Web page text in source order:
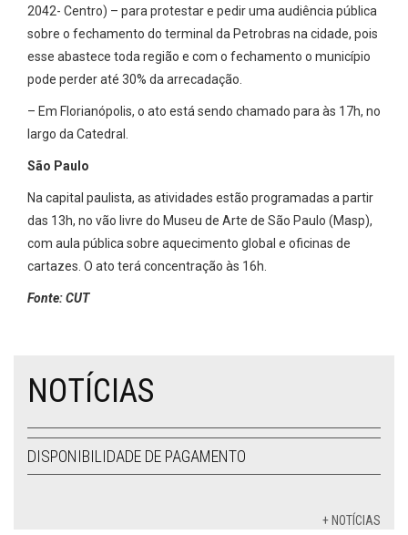
2042- Centro) – para protestar e pedir uma audiência pública
sobre o fechamento do terminal da Petrobras na cidade, pois
esse abastece toda região e com o fechamento o município
pode perder até 30% da arrecadação.
– Em Florianópolis, o ato está sendo chamado para às 17h, no
largo da Catedral.
São Paulo
Na capital paulista, as atividades estão programadas a partir
das 13h, no vão livre do Museu de Arte de São Paulo (Masp),
com aula pública sobre aquecimento global e oficinas de
cartazes. O ato terá concentração às 16h.
Fonte: CUT
NOTÍCIAS
DISPONIBILIDADE DE PAGAMENTO
+ NOTÍCIAS